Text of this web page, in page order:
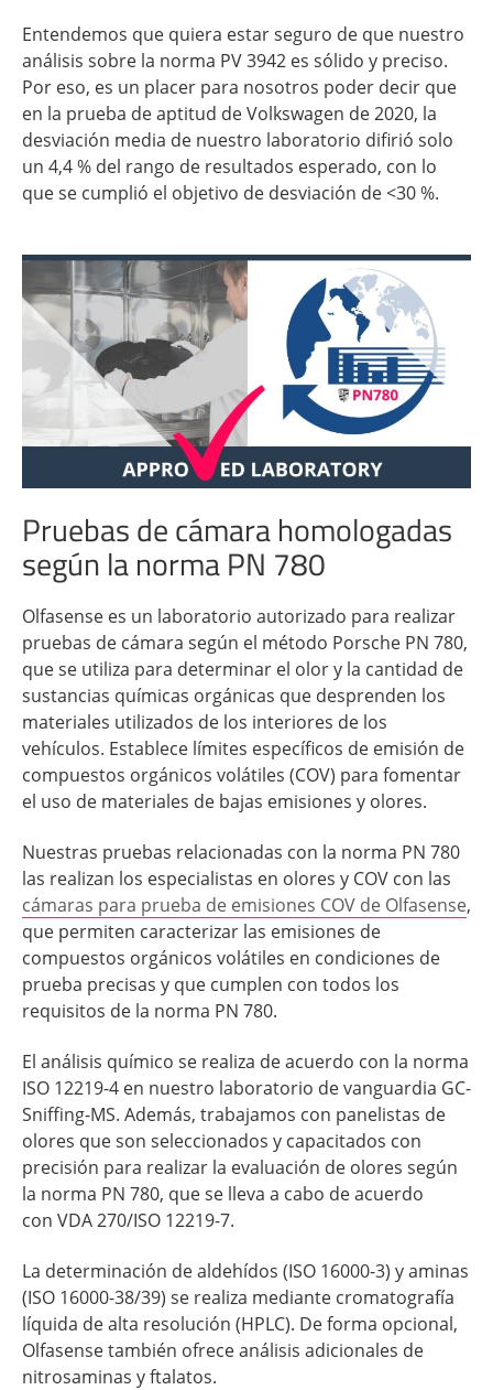
Entendemos que quiera estar seguro de que nuestro
análisis sobre la norma PV 3942 es sólido y preciso.
Por eso, es un placer para nosotros poder decir que
en la prueba de aptitud de Volkswagen de 2020, la
desviación media de nuestro laboratorio difirió solo
un 4,4 % del rango de resultados esperado, con lo
que se cumplió el objetivo de desviación de <30 %.
Pruebas de cámara homologadas
según la norma PN 780
Olfasense es un laboratorio autorizado para realizar
pruebas de cámara según el método Porsche PN 780,
que se utiliza para determinar el olor y la cantidad de
sustancias químicas orgánicas que desprenden los
materiales utilizados de los interiores de los
vehículos. Establece límites específicos de emisión de
compuestos orgánicos volátiles (COV) para fomentar
el uso de materiales de bajas emisiones y olores.
Nuestras pruebas relacionadas con la norma PN 780
las realizan los especialistas en olores y COV con las
cámaras para prueba de emisiones COV de Olfasense,
que permiten caracterizar las emisiones de
compuestos orgánicos volátiles en condiciones de
prueba precisas y que cumplen con todos los
requisitos de la norma PN 780.
El análisis químico se realiza de acuerdo con la norma
ISO 12219-4 en nuestro laboratorio de vanguardia GC-
Sniffing-MS. Además, trabajamos con panelistas de
olores que son seleccionados y capacitados con
precisión para realizar la evaluación de olores según
la norma PN 780, que se lleva a cabo de acuerdo
con VDA 270/ISO 12219-7.
La determinación de aldehídos (ISO 16000-3) y aminas
(ISO 16000-38/39) se realiza mediante cromatografía
líquida de alta resolución (HPLC). De forma opcional,
Olfasense también ofrece análisis adicionales de
nitrosaminas y ftalatos.